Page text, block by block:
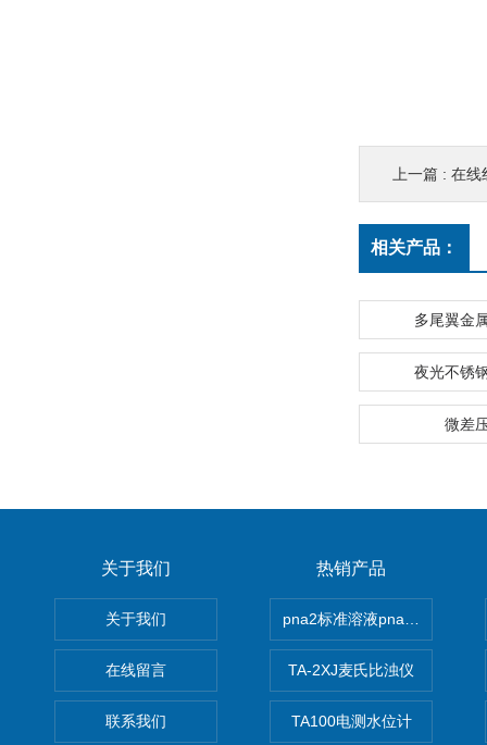
上一篇 : 在线
相关产品：
多尾翼金
夜光不锈
微差
关于我们
关于我们
在线留言
联系我们
热销产品
pna2标准溶液pna3 pna4
TA-2XJ麦氏比浊仪
TA100电测水位计